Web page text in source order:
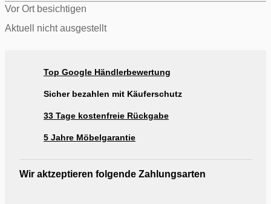
Vor Ort besichtigen
Aktuell nicht ausgestellt
Top Google Händlerbewertung
Sicher bezahlen mit Käuferschutz
33 Tage kostenfreie Rückgabe
5 Jahre Möbelgarantie
Wir aktzeptieren folgende Zahlungsarten